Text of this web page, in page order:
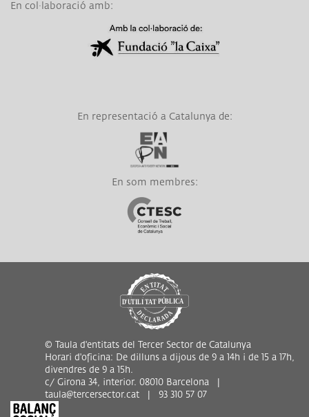
En col·laboració amb:
En representació a Catalunya de:
Link a EAPN
En som membres:
Link a CTESC
© Taula d'entitats del Tercer Sector de Catalunya
Horari d'oficina: De dilluns a dijous de 9 a 14h i de 15 a 17h,
divendres de 9 a 15h.
c/ Girona 34, interior. 08010 Barcelona |
taula@tercersector.cat | 93 310 57 07